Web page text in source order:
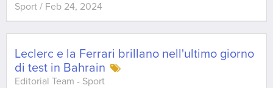
Sport / Feb 24, 2024
Leclerc e la Ferrari brillano nell'ultimo giorno
di test in Bahrain
Editorial Team - Sport